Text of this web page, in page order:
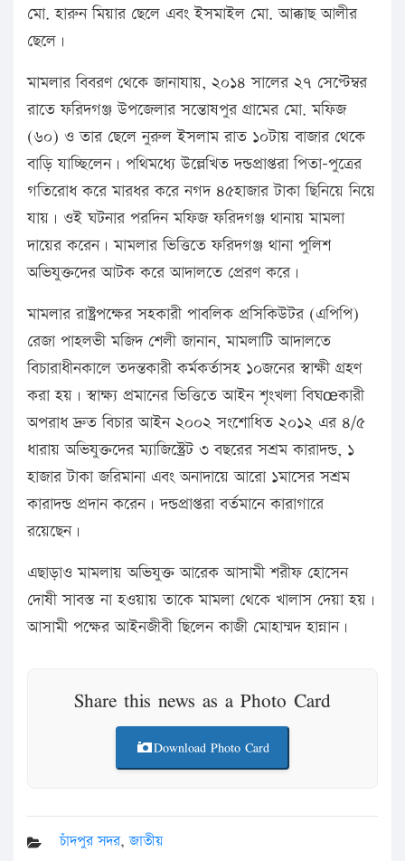
মো. হারুন মিয়ার ছেলে এবং ইসমাইল মো. আক্কাছ আলীর
ছেলে।
মামলার বিবরণ থেকে জানাযায়, ২০১৪ সালের ২৭ সেপ্টেম্বর
রাতে ফরিদগঞ্জ উপজেলার সন্তোষপুর গ্রামের মো. মফিজ
(৬০) ও তার ছেলে নুরুল ইসলাম রাত ১০টায় বাজার থেকে
বাড়ি যাচ্ছিলেন। পথিমধ্যে উল্লেখিত দন্ডপ্রাপ্তরা পিতা-পুত্রের
গতিরোধ করে মারধর করে নগদ ৪৫হাজার টাকা ছিনিয়ে নিয়ে
যায়। ওই ঘটনার পরদিন মফিজ ফরিদগঞ্জ থানায় মামলা
দায়ের করেন। মামলার ভিত্তিতে ফরিদগঞ্জ থানা পুলিশ
অভিযুক্তদের আটক করে আদালতে প্রেরণ করে।
মামলার রাষ্ট্রপক্ষের সহকারী পাবলিক প্রসিকিউটর (এপিপি)
রেজা পাহলভী মজিদ শেলী জানান, মামলাটি আদালতে
বিচারাধীনকালে তদন্তকারী কর্মকর্তাসহ ১০জনের স্বাক্ষী গ্রহণ
করা হয়। স্বাক্ষ্য প্রমানের ভিত্তিতে আইন শৃংখলা বিঘœকারী
অপরাধ দ্রুত বিচার আইন ২০০২ সংশোধিত ২০১২ এর ৪/৫
ধারায় অভিযুক্তদের ম্যাজিস্ট্রেট ৩ বছরের সশ্রম কারাদন্ড, ১
হাজার টাকা জরিমানা এবং অনাদায়ে আরো ১মাসের সশ্রম
কারাদন্ড প্রদান করেন। দন্ডপ্রাপ্তরা বর্তমানে কারাগারে
রয়েছেন।
এছাড়াও মামলায় অভিযুক্ত আরেক আসামী শরীফ হোসেন
দোষী সাবস্ত না হওয়ায় তাকে মামলা থেকে খালাস দেয়া হয়।
আসামী পক্ষের আইনজীবী ছিলেন কাজী মোহাম্মদ হান্নান।
Share this news as a Photo Card
Download Photo Card
চাঁদপুর সদর,জাতীয়